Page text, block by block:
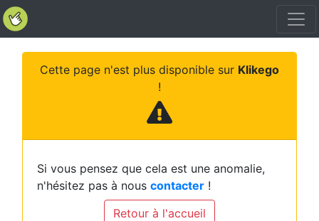
Cette page n'est plus disponible sur Klikego
!
Si vous pensez que cela est une anomalie,
n'hésitez pas à nous contacter !
Retour à l'accueil